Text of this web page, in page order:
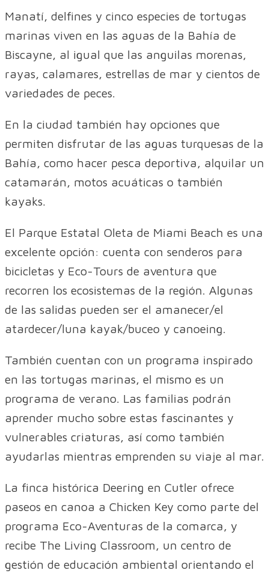
Manatí, delfines y cinco especies de tortugas
marinas viven en las aguas de la Bahía de
Biscayne, al igual que las anguilas morenas,
rayas, calamares, estrellas de mar y cientos de
variedades de peces.
En la ciudad también hay opciones que
permiten disfrutar de las aguas turquesas de la
Bahía, como hacer pesca deportiva, alquilar un
catamarán, motos acuáticas o también
kayaks.
El Parque Estatal Oleta de Miami Beach es una
excelente opción: cuenta con senderos para
bicicletas y Eco-Tours de aventura que
recorren los ecosistemas de la región. Algunas
de las salidas pueden ser el amanecer/el
atardecer/luna kayak/buceo y canoeing.
También cuentan con un programa inspirado
en las tortugas marinas, el mismo es un
programa de verano. Las familias podrán
aprender mucho sobre estas fascinantes y
vulnerables criaturas, así como también
ayudarlas mientras emprenden su viaje al mar.
La finca histórica Deering en Cutler ofrece
paseos en canoa a Chicken Key como parte del
programa Eco-Aventuras de la comarca, y
recibe The Living Classroom, un centro de
gestión de educación ambiental orientando el